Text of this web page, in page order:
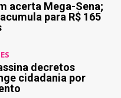
acerta Mega-Sena;
para R$ 165
decretos
cidadania por